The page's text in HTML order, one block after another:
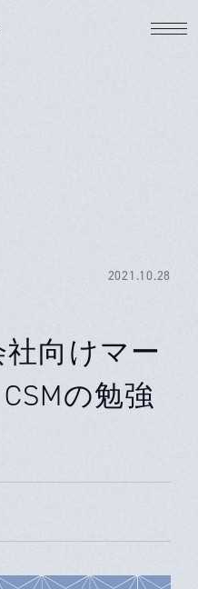
2021.10.28
向けマー
の勉強